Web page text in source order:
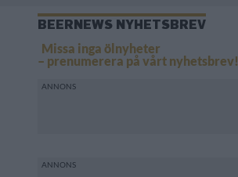
BEERNEWS NYHETSBREV
Missa inga ölnyheter
– prenumerera på vårt nyhetsbrev!